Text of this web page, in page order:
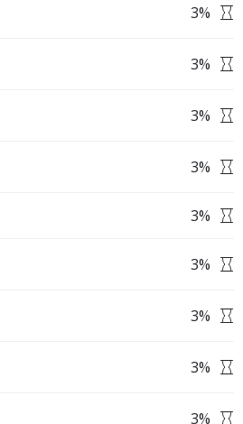
3%
3%
3%
3%
3%
3%
3%
3%
3%